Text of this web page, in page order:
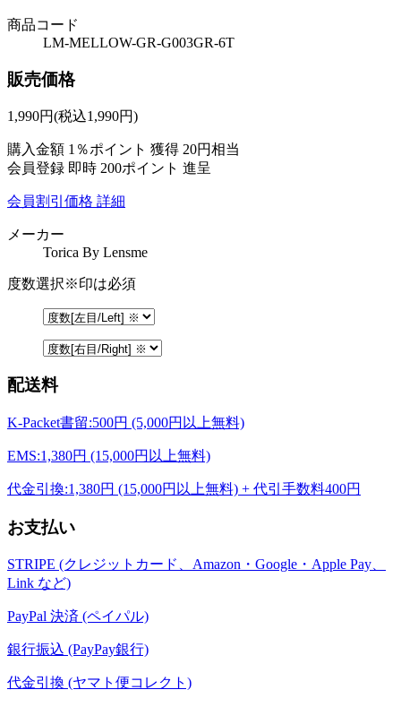
商品コード
LM-MELLOW-GR-G003GR-6T
販売価格
1,990円(税込1,990円)
購入金額 1％ポイント 獲得 20円相当
会員登録 即時 200ポイント 進呈
会員割引価格 詳細
メーカー
Torica By Lensme
度数選択※印は必須
配送料
K-Packet書留:500円 (5,000円以上無料)
EMS:1,380円 (15,000円以上無料)
代金引換:1,380円 (15,000円以上無料) + 代引手数料400円
お支払い
STRIPE (クレジットカード、Amazon・Google・Apple Pay、
Link など)
PayPal 決済 (ペイパル)
銀行振込 (PayPay銀行)
代金引換 (ヤマト便コレクト)